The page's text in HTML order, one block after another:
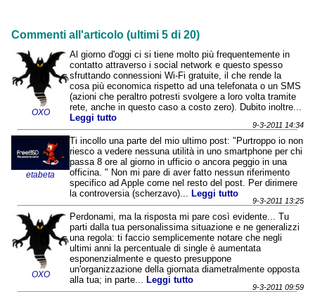
Commenti all'articolo (ultimi 5 di 20)
OXO
Al giorno d'oggi ci si tiene molto più frequentemente in
contatto attraverso i social network e questo spesso
sfruttando connessioni Wi-Fi gratuite, il che rende la
cosa più economica rispetto ad una telefonata o un SMS
(azioni che peraltro potresti svolgere a loro volta tramite
rete, anche in questo caso a costo zero). Dubito inoltre...
Leggi tutto
9-3-2011 14:34
etabeta
Ti incollo una parte del mio ultimo post: "Purtroppo io non
riesco a vedere nessuna utilità in uno smartphone per chi
passa 8 ore al giorno in ufficio o ancora peggio in una
officina. " Non mi pare di aver fatto nessun riferimento
specifico ad Apple come nel resto del post. Per dirimere
la controversia (scherzavo)... Leggi tutto
9-3-2011 13:25
OXO
Perdonami, ma la risposta mi pare così evidente... Tu
parti dalla tua personalissima situazione e ne generalizzi
una regola: ti faccio semplicemente notare che negli
ultimi anni la percentuale di single è aumentata
esponenzialmente e questo presuppone
un'organizzazione della giornata diametralmente opposta
alla tua; in parte...
Leggi tutto
9-3-2011 09:59